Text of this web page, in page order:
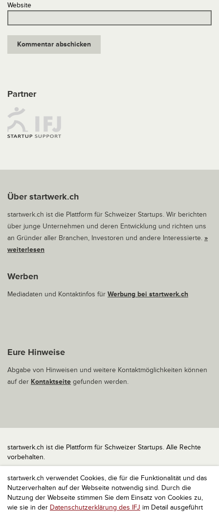
startwerk.ch verwendet Cookies, die für die Funktionalität und das
Nutzerverhalten auf der Webseite notwendig sind. Durch die
Nutzung der Webseite stimmen Sie dem Einsatz von Cookies zu,
wie sie in der Datenschutzerklärung des IFJ im Detail ausgeführt
Website
Partner
Über startwerk.ch
startwerk.ch ist die Plattform für Schweizer Startups. Wir berichten
über junge Unternehmen und deren Entwicklung und richten uns
an Gründer aller Branchen, Investoren und andere Interessierte. »
weiterlesen
Werben
Mediadaten und Kontaktinfos für Werbung bei startwerk.ch
Eure Hinweise
Abgabe von Hinweisen und weitere Kontaktmöglichkeiten können
auf der Kontaktseite gefunden werden.
startwerk.ch ist die Plattform für Schweizer Startups. Alle Rechte
vorbehalten.
Impressum
Kontakt
nach oben